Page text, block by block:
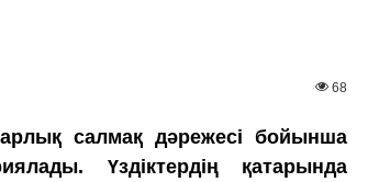
68
салмақ дәрежесі бойынша
Үздіктердің қатарында